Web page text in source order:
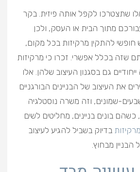
שתצטרכו לקפל אותה פיזית. בקר
מתוך הבית או העסק, ולכן
חופשי להתקין מרקיזות בכל מקום,
שזה בכלל אפשרי. זכרו כי מרקיזות
גם בסגנון העיצוב שלהן. אלו
את העיצוב של הבניינים הבורגניים
שמונים, וזה משרה נוסטלגיה
בונים בניינים, מחליטים לשים
מרקיזות בדיוק בשביל להגיע לעיצוב
מבחוץ.